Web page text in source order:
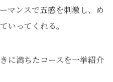
マンスで五感を刺激し、め
いってくれる。
に満ちたコースを一挙紹介